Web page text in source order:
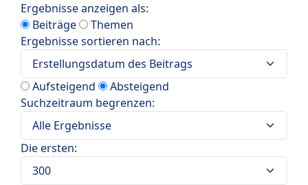
Ergebnisse anzeigen als:
Beiträge
Themen
Ergebnisse sortieren nach:
Aufsteigend
Absteigend
Suchzeitraum begrenzen:
Die ersten: